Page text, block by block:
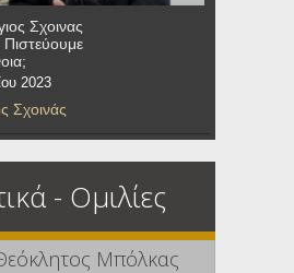
Σχοινας
2023
Σχοινάς
- Ομιλίες
Μπόλκας